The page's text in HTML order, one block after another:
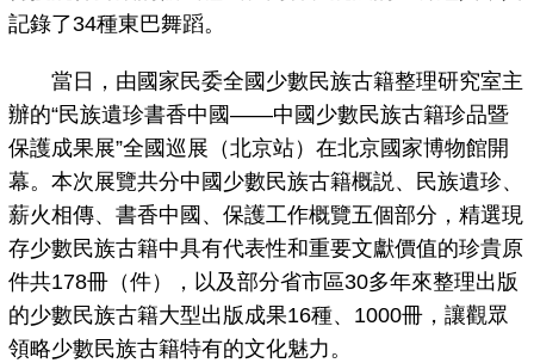
記錄了34種東巴舞蹈。
當日，由國家民委全國少數民族古籍整理研究室主
辦的“民族遺珍書香中國——中國少數民族古籍珍品暨
保護成果展”全國巡展（北京站）在北京國家博物館開
幕。本次展覽共分中國少數民族古籍概説、民族遺珍、
薪火相傳、書香中國、保護工作概覽五個部分，精選現
存少數民族古籍中具有代表性和重要文獻價值的珍貴原
件共178冊（件），以及部分省市區30多年來整理出版
的少數民族古籍大型出版成果16種、1000冊，讓觀眾
領略少數民族古籍特有的文化魅力。